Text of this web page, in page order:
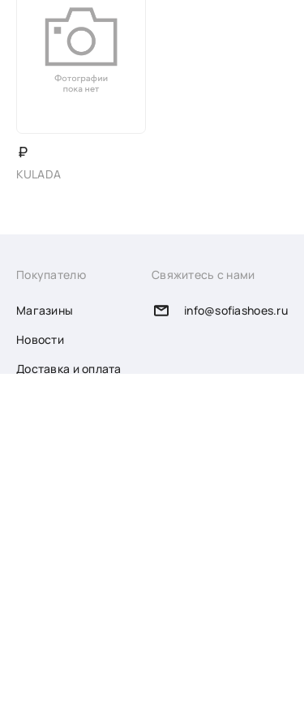
₽
KULADA
Покупателю
Магазины
Новости
Доставка и оплата
Свяжитесь с нами
info@sofiashoes.ru